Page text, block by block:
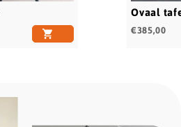
Ovaal
€385,00